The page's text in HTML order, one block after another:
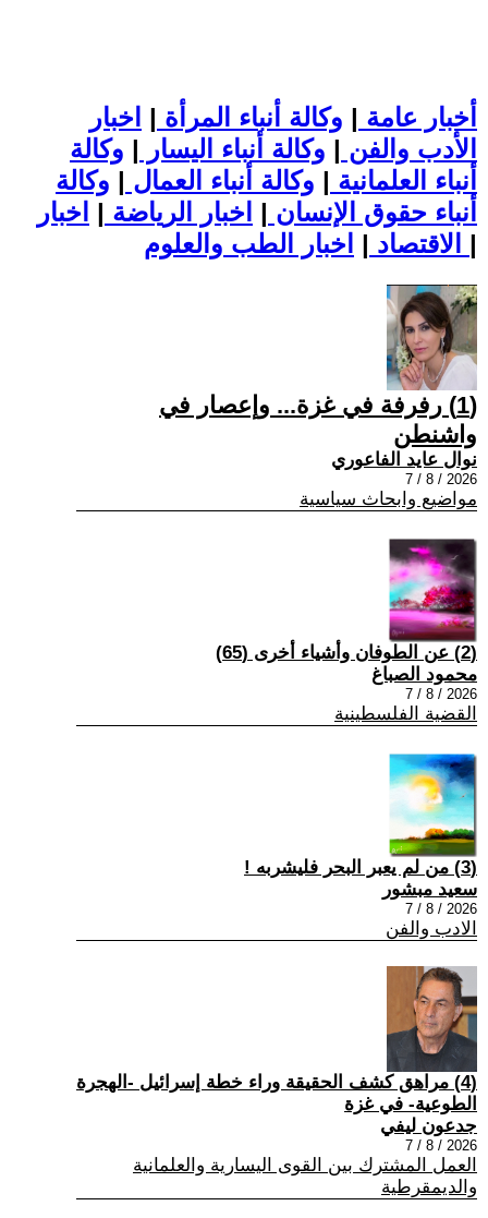
أخبار عامة | وكالة أنباء المرأة | اخبار
الأدب والفن | وكالة أنباء اليسار | وكالة
أنباء العلمانية | وكالة أنباء العمال | وكالة
أنباء حقوق الإنسان | اخبار الرياضة | اخبار
الاقتصاد | |
(1) رفرفة في غزة... وإعصار في
واشنطن
نوال عايد الفاعوري
2026 / 8 / 7
مواضيع وابحاث سياسية
(2) عن الطوفان وأشياء أخرى (65)
محمود الصباغ
2026 / 8 / 7
القضية الفلسطينية
(3) من لم يعبر البحر فليشربه !
سعيد مبشور
2026 / 8 / 7
الادب والفن
(4) مراهق كشف الحقيقة وراء خطة إسرائيل -الهجرة
الطوعية- في غزة
جدعون ليفي
2026 / 8 / 7
العمل المشترك بين القوى اليسارية والعلمانية
والديمقرطية